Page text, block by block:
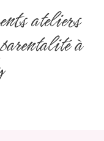
ateliers
à